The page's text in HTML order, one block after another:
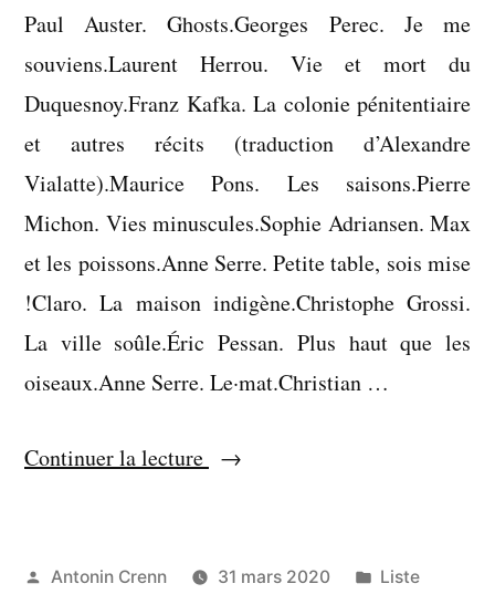
Paul Auster. Ghosts.Georges Perec. Je me
souviens.Laurent Herrou. Vie et mort du
Duquesnoy.Franz Kafka. La colonie pénitentiaire
et autres récits (traduction d’Alexandre
Vialatte).Maurice Pons. Les saisons.Pierre
Michon. Vies minuscules.Sophie Adriansen. Max
et les poissons.Anne Serre. Petite table, sois mise
!Claro. La maison indigène.Christophe Grossi.
La ville soûle.Éric Pessan. Plus haut que les
oiseaux.Anne Serre. Le·mat.Christian …
Continuer la lecture « Liste
de
Publié
Antonin Crenn 31 mars 2020
Publié
Liste